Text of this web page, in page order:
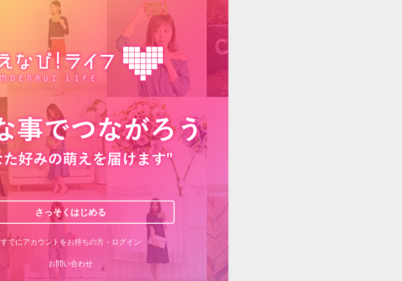
さっそくはじめる
すでにアカウントをお持ちの方・ログイン
お問い合わせ